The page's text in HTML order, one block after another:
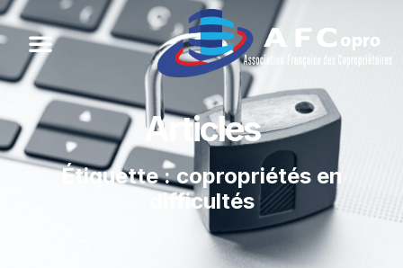
Articles
Étiquette : copropriétés en
difficultés